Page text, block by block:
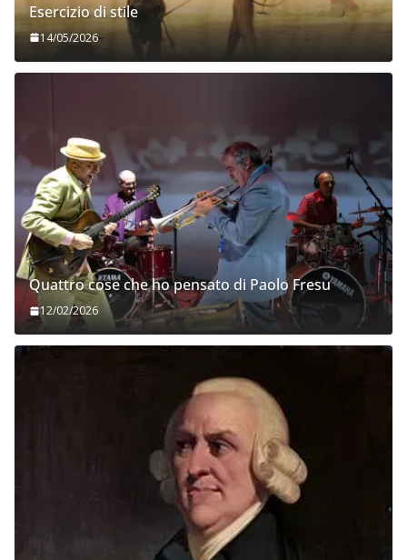
Esercizio di stile
14/05/2026
Quattro cose che ho pensato di Paolo Fresu
12/02/2026